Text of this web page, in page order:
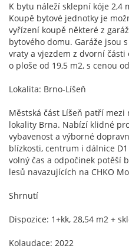
K bytu náleží sklepní kóje 2,4
Koupě bytové jednotky je
vyřízení koupě některé z
bytového domu. Garáže jsou
vraty a vjezdem z dvorní
o ploše od 19,5 m2, s cenou
Lokalita: Brno-Líšeň
Městská část Líšeň patří
lokality Brna. Nabízí klidné
vybavenost a výborné
blízkosti, centrum i dálnice
volný čas a odpočinek potěší
lesů navazujících na CHKO
Shrnutí
Dispozice: 1+kk, 28,54 m2 +
Kolaudace: 2022